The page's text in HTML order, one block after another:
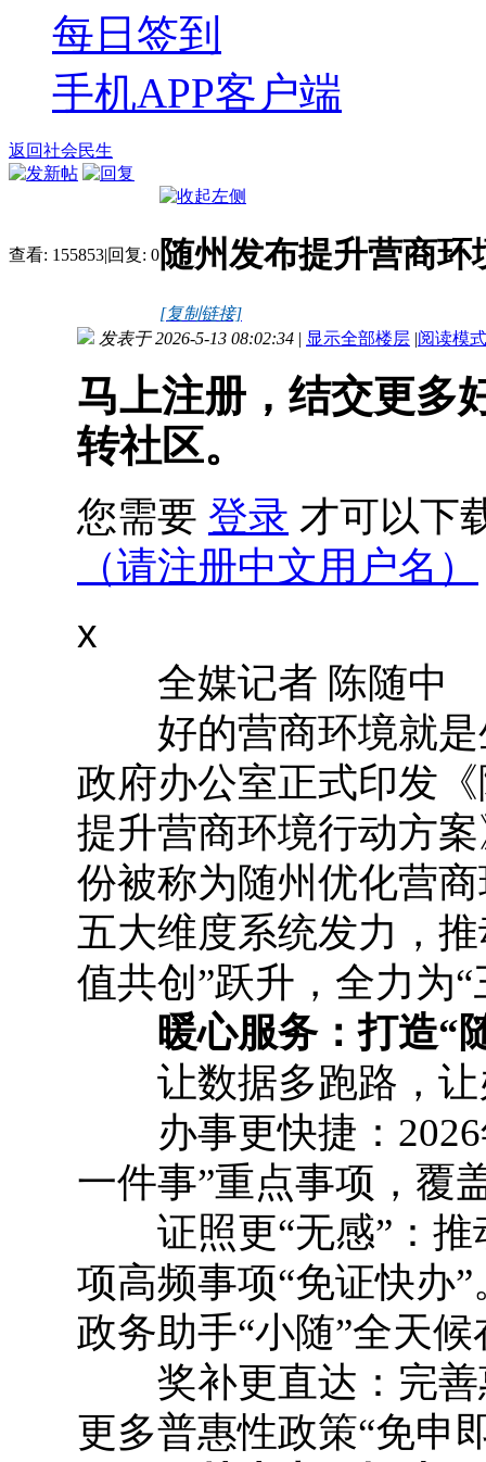
每日签到
手机APP客户端
返回社会民生
查看: 155853|回复: 0 随州发布提升营商环
[复制链接]
发表于 2026-5-13 08:02:34 | 显示全部楼层 |阅读模式
马上注册，结交更多
转社区。
您需要 登录 才可以下
（请注册中文用户名）
x
全媒记者 陈随中
好的营商环境就是
政府办公室正式印发
提升营商环境行动方
份被称为随州优化营
五大维度系统发力，
值共创”跃升，全力为
暖心服务：打造“
让数据多跑路，让
办事更快捷：2026
一件事”重点事项，覆
证照更“无感”：推
项高频事项“免证快办
政务助手“小随”全天
奖补更直达：完善
更多普惠性政策“免申